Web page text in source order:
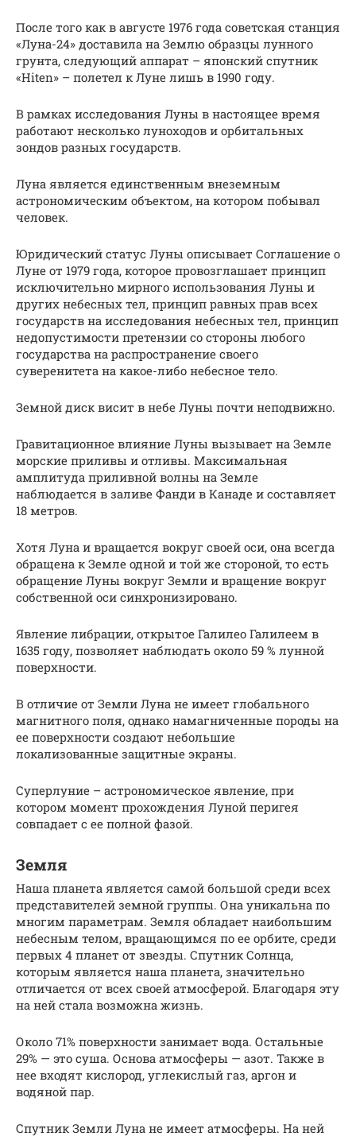
После того как в августе 1976 года советская станция
«Луна-24» доставила на Землю образцы лунного
грунта, следующий аппарат – японский спутник
«Hiten» – полетел к Луне лишь в 1990 году.
В рамках исследования Луны в настоящее время
работают несколько луноходов и орбитальных
зондов разных государств.
Луна является единственным внеземным
астрономическим объектом, на котором побывал
человек.
Юридический статус Луны описывает Соглашение о
Луне от 1979 года, которое провозглашает принцип
исключительно мирного использования Луны и
других небесных тел, принцип равных прав всех
государств на исследования небесных тел, принцип
недопустимости претензии со стороны любого
государства на распространение своего
суверенитета на какое-либо небесное тело.
Земной диск висит в небе Луны почти неподвижно.
Гравитационное влияние Луны вызывает на Земле
морские приливы и отливы. Максимальная
амплитуда приливной волны на Земле
наблюдается в заливе Фанди в Канаде и составляет
18 метров.
Хотя Луна и вращается вокруг своей оси, она всегда
обращена к Земле одной и той же стороной, то есть
обращение Луны вокруг Земли и вращение вокруг
собственной оси синхронизировано.
Явление либрации, открытое Галилео Галилеем в
1635 году, позволяет наблюдать около 59 % лунной
поверхности.
В отличие от Земли Луна не имеет глобального
магнитного поля, однако намагниченные породы на
ее поверхности создают небольшие
локализованные защитные экраны.
Суперлуние – астрономическое явление, при
котором момент прохождения Луной перигея
совпадает с ее полной фазой.
Земля
Наша планета является самой большой среди всех
представителей земной группы. Она уникальна по
многим параметрам. Земля обладает наибольшим
небесным телом, вращающимся по ее орбите, среди
первых 4 планет от звезды. Спутник Солнца,
которым является наша планета, значительно
отличается от всех своей атмосферой. Благодаря эту
на ней стала возможна жизнь.
Около 71% поверхности занимает вода. Остальные
29% — это суша. Основа атмосферы — азот. Также в
нее входят кислород, углекислый газ, аргон и
водяной пар.
Спутник Земли Луна не имеет атмосферы. На ней